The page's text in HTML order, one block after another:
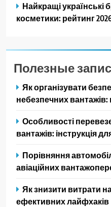
Найкращі українські
косметики: рейтинг
Полезные
Як організувати
небезпечних
Особливості
вантажів: інструкція
Порівняння
авіаційних
Як знизити витрати
ефективних лайфхаків